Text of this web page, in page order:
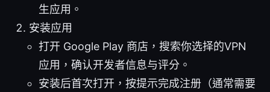
生应用。
安装应用
打开 Google Play 商店，搜索你选择的VPN
应用，确认开发者信息与评分。
安装后首次打开，按提示完成注册（通常需要